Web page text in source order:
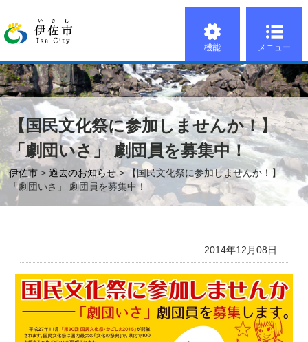
機能 メニュー
【国民文化祭に参加しませんか！】
「劇団いさ」 劇団員を募集中！
伊佐市 >過去のお知らせ> 【国民文化祭に参加しませんか！】
「劇団いさ」 劇団員を募集中！
2014年12月08日